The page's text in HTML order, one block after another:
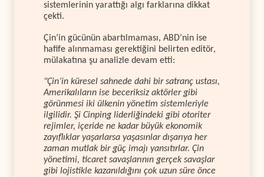
sistemlerinin yarattığı algı farklarına dikkat
çekti.
Çin’in gücünün abartılmaması, ABD’nin ise
hafife alınmaması gerektiğini belirten editör,
mülakatına şu analizle devam etti:
"Çin’in küresel sahnede dahi bir satranç ustası,
Amerikalıların ise beceriksiz aktörler gibi
görünmesi iki ülkenin yönetim sistemleriyle
ilgilidir. Şi Cinping liderliğindeki gibi otoriter
rejimler, içeride ne kadar büyük ekonomik
zayıflıklar yaşarlarsa yaşasınlar dışarıya her
zaman mutlak bir güç imajı yansıtırlar. Çin
yönetimi, ticaret savaşlarının gerçek savaşlar
gibi lojistikle kazanıldığını çok uzun süre önce